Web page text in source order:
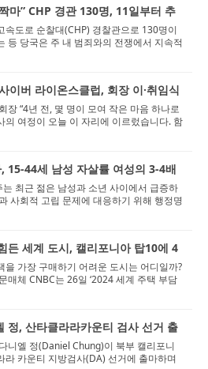
마” CHP 경관 130명, 11일부터 추
속도로 순찰대(CHP) 경찰관으로 130명이
등 당국은 주 내 범죄와의 전쟁에서 지속적
의지를 피력했다. 1...
이버 라이온스클럽, 회장 이·취임식
장 “4년 전, 몇 명이 모여 작은 마음 하나로
의 여정이 오늘 이 자리에 이르렀습니다. 함
분께 감사...
15-44세 남성 자살률 여성의 3-4배
는 최근 젊은 남성과 소년 사이에서 급증하
사회적 고립 문제에 대응하기 위해 행정명
30일 캘리포니아 주지...
든 세계 도시, 캘리포니아 탑10에 4
을 가장 구매하기 어려운 도시는 어디일까?
매체 CNBC는 26일 ‘2024 세계 주택 부담
Internationa...
정, 산타클라라카운티 검사 선거 출
니엘 정(Daniel Chung)이 북부 캘리포니
라 카운티 지방검사(DA) 선거에 출마하며